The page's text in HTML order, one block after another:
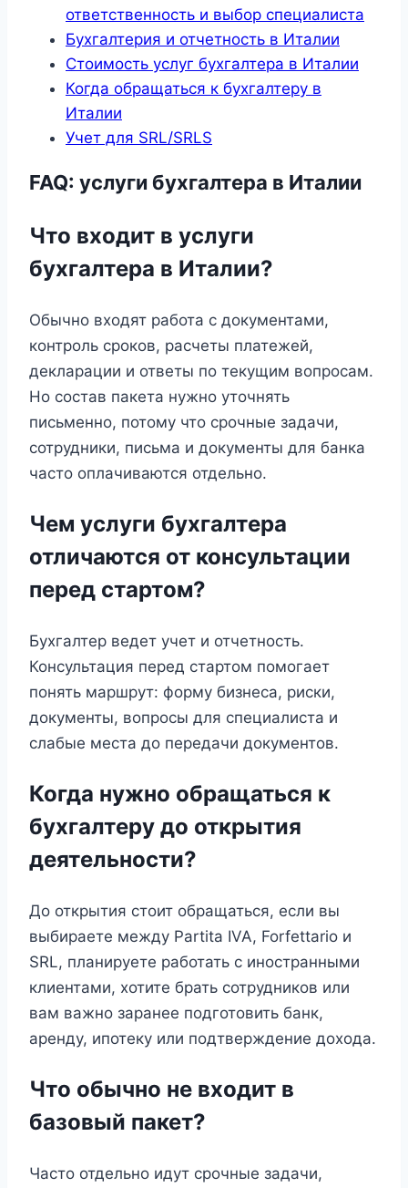
ответственность и выбор специалиста
Бухгалтерия и отчетность в Италии
Стоимость услуг бухгалтера в Италии
Когда обращаться к бухгалтеру в
Италии
Учет для SRL/SRLS
FAQ: услуги бухгалтера в Италии
Что входит в услуги
бухгалтера в Италии?
Обычно входят работа с документами,
контроль сроков, расчеты платежей,
декларации и ответы по текущим вопросам.
Но состав пакета нужно уточнять
письменно, потому что срочные задачи,
сотрудники, письма и документы для банка
часто оплачиваются отдельно.
Чем услуги бухгалтера
отличаются от консультации
перед стартом?
Бухгалтер ведет учет и отчетность.
Консультация перед стартом помогает
понять маршрут: форму бизнеса, риски,
документы, вопросы для специалиста и
слабые места до передачи документов.
Когда нужно обращаться к
бухгалтеру до открытия
деятельности?
До открытия стоит обращаться, если вы
выбираете между Partita IVA, Forfettario и
SRL, планируете работать с иностранными
клиентами, хотите брать сотрудников или
вам важно заранее подготовить банк,
аренду, ипотеку или подтверждение дохода.
Что обычно не входит в
базовый пакет?
Часто отдельно идут срочные задачи,